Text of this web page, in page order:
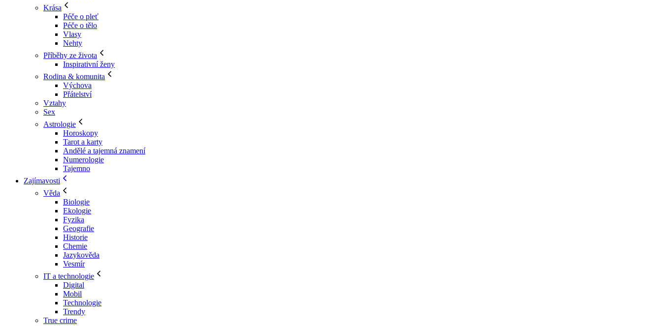
Krása
Péče o pleť
Péče o tělo
Vlasy
Nehty
Příběhy ze života
Inspirativní ženy
Rodina & komunita
Výchova
Přátelství
Vztahy
Sex
Astrologie
Horoskopy
Tarot a karty
Andělé a tajemná znamení
Numerologie
Tajemno
Zajímavosti
Věda
Biologie
Ekologie
Fyzika
Geografie
Historie
Chemie
Jazykověda
Vesmír
IT a technologie
Digital
Mobil
Technologie
Trendy
True crime